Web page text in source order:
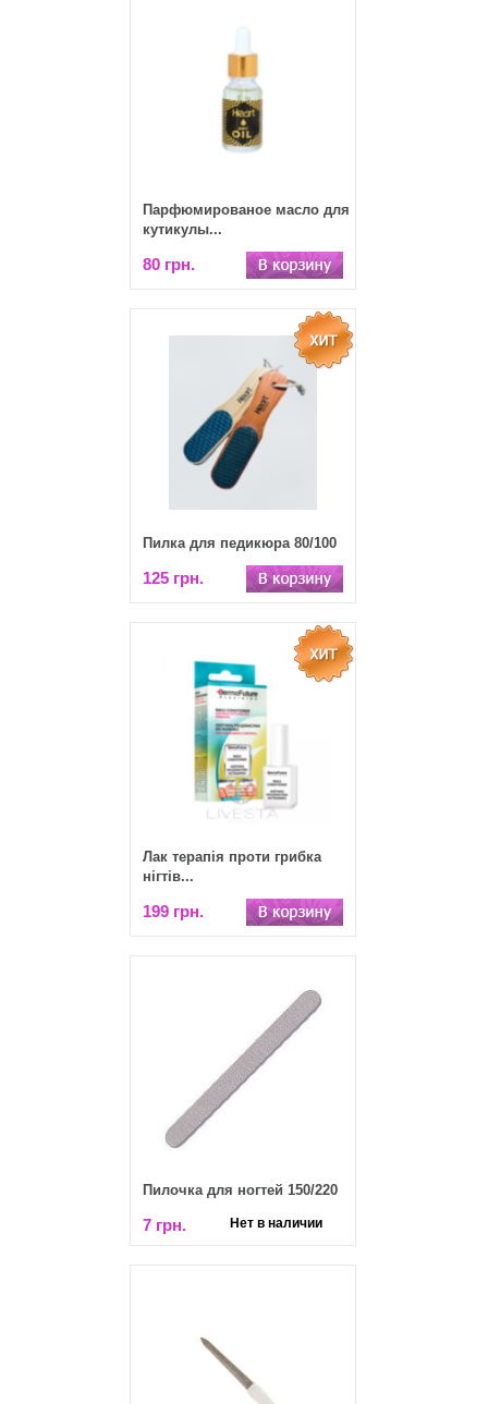
Парфюмированое масло для
кутикулы...
80 грн.
Пилка для педикюра 80/100
125 грн.
Лак терапія проти грибка
нігтів...
199 грн.
Пилочка для ногтей 150/220
7 грн. Нет в наличии